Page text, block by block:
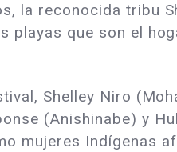
la reconocida tribu
playas que son el
Shelley Niro
(Anishinabe) y
mujeres Indígenas